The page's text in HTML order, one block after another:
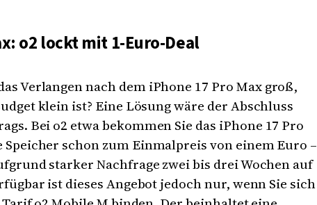
o2 lockt mit 1-Euro-Deal
Verlangen nach dem iPhone 17 Pro Max groß,
klein ist? Eine Lösung wäre der Abschluss
Bei o2 etwa bekommen Sie das iPhone 17 Pro
Speicher schon zum Einmalpreis von einem Euro –
starker Nachfrage zwei bis drei Wochen auf
ist dieses Angebot jedoch nur, wenn Sie sich